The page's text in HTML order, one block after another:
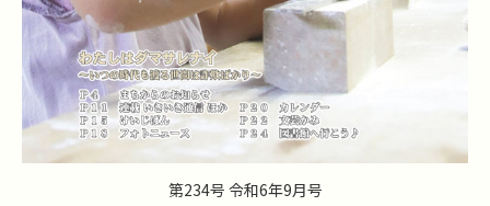
第234号 令和6年9月号